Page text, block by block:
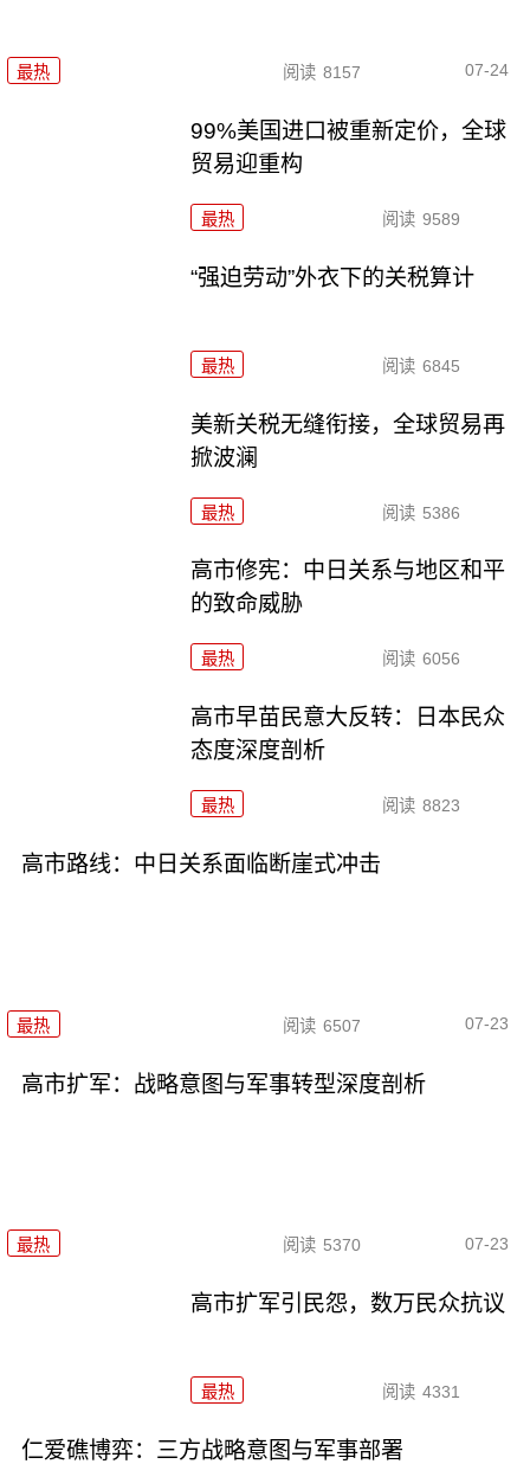
最热 阅读 8157 07-24
99%美国进口被重新定价，全球
贸易迎重构
最热 阅读 9589
“强迫劳动”外衣下的关税算计
最热 阅读 6845
美新关税无缝衔接，全球贸易再
掀波澜
最热 阅读 5386
高市修宪：中日关系与地区和平
的致命威胁
最热 阅读 6056
高市早苗民意大反转：日本民众
态度深度剖析
最热 阅读 8823
高市路线：中日关系面临断崖式冲击
最热 阅读 6507 07-23
高市扩军：战略意图与军事转型深度剖析
最热 阅读 5370 07-23
高市扩军引民怨，数万民众抗议
最热 阅读 4331
仁爱礁博弈：三方战略意图与军事部署